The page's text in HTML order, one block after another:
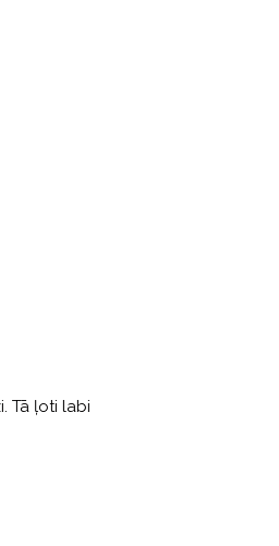
Tā ļoti labi